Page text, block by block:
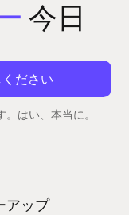
今日
ださい
はい、本当に。
アップ